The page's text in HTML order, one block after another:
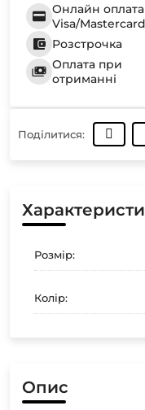
Онлайн оплата
Visa/Mastercard
Розстрочка
Оплата при
отриманні
Поділитися:
Розмір:
Колір:
Опис